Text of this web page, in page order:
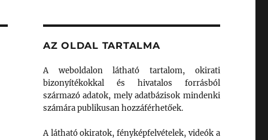
AZ OLDAL TARTALMA
A weboldalon látható tartalom, okirati
bizonyítékokkal és hivatalos forrásból
származó adatok, mely adatbázisok mindenki
számára publikusan hozzáférhetőek.
A látható okiratok, fényképfelvételek, videók a